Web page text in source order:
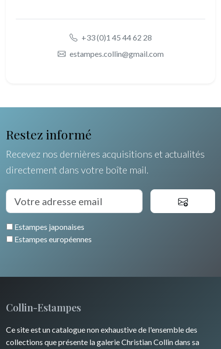
+33 (0)1 45 44 62 28
estampes.collin@gmail.com
Restez informé
Recevez nos dernières acquisitions et actualités
directement dans votre boîte mail.
Estampes japonaises
Estampes européennes
Collin-Estampes
Ce site est un catalogue non exhaustive de l'ensemble des
collections que présente la galerie Christian Collin dans sa